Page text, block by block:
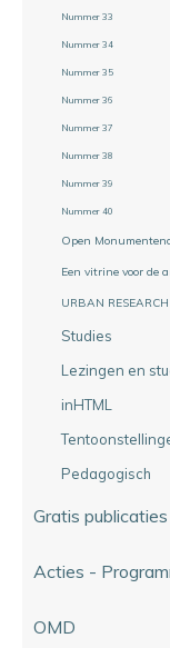
Nummer 33
Nummer 34
Nummer 35
Nummer 36
Nummer 37
Nummer 38
Nummer 39
Nummer 40
Open
Een vitrine voor de
URBAN RESEARCH
Studies
Lezingen en
inHTML
Pedagogisch
Gratis publicaties
Acties -
OMD